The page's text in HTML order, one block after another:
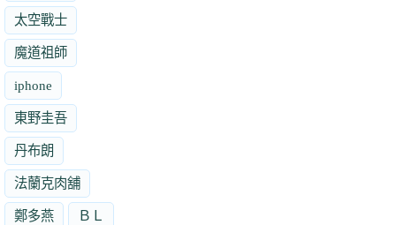
太空戰士
魔道祖師
iphone
東野圭吾
丹布朗
法蘭克肉舖
鄭多燕 ＢＬ